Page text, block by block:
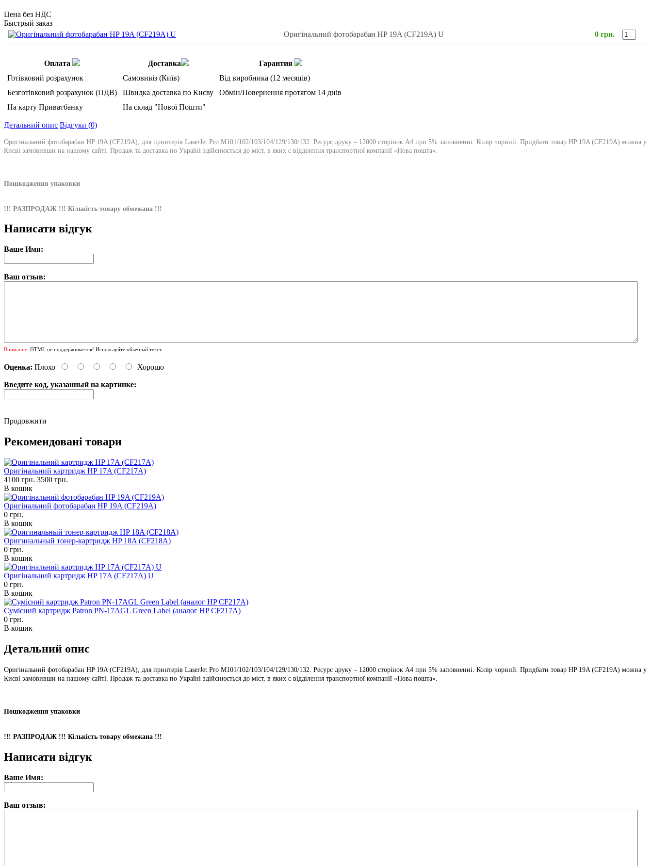
Цена без НДС
Быстрый заказ
Оригінальний фотобарабан HP 19A (CF219A) U
0 грн.
Оплата Доставка
Гарантия
Готівковий розрахунок
Самовивіз (Київ)
Від виробника (12 месяців)
Безготівковий розрахунок (ПДВ)
Швидка доставка по Києву
Обмін/Повернення протягом 14 днів
На карту Приватбанку
На склад "Нової Пошти"
Детальний опис Відгуки (0)
Оригінальний фотобарабан HP 19A (CF219A), для принтерів LaserJet Pro M101/102/103/104/129/130/132. Ресурс друку – 12000 сторінок А4 при 5% заповненні. Колір чорний. Придбати товар HP 19A (CF219A) можна у
Києві замовивши на нашому сайті. Продаж та доставка по Україні здійснюється до міст, в яких є відділення транспортної компанії «Нова пошта».
Пошкодження упаковки
!!! PAЗПPOДAЖ !!! Кількість товару обмежана !!!
Написати відгук
Ваше Имя:
Ваш отзыв:
Внимание: HTML не поддерживается! Используйте обычный текст.
Оценка: Плохо Хорошо
Введите код, указанный на картинке:
Продовжити
Рекомендовані товари
Оригінальний картридж HP 17A (CF217A)
4100 грн. 3500 грн.
В кошик
Оригінальний фотобарабан HP 19A (CF219A)
0 грн.
В кошик
Оригинальный тонер-картридж HP 18A (CF218A)
0 грн.
В кошик
Оригінальний картридж HP 17A (CF217A) U
0 грн.
В кошик
Сумісний картридж Patron PN-17AGL Green Label (аналог HP CF217A)
0 грн.
В кошик
Детальний опис
Оригінальний фотобарабан HP 19A (CF219A), для принтерів LaserJet Pro M101/102/103/104/129/130/132. Ресурс друку – 12000 сторінок А4 при 5% заповненні. Колір чорний. Придбати товар HP 19A (CF219A) можна у
Києві замовивши на нашому сайті. Продаж та доставка по Україні здійснюється до міст, в яких є відділення транспортної компанії «Нова пошта».
Пошкодження упаковки
!!! PAЗПPOДAЖ !!! Кількість товару обмежана !!!
Написати відгук
Ваше Имя:
Ваш отзыв: